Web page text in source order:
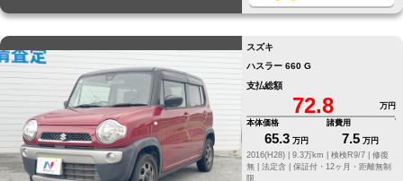
スズキ
ハスラー 660 G
支払総額
72.8
万円
本体価格
65.3 万円
諸費用
7.5 万円
2016(H28) |
9.3万km | 検検R9/7 | 修復
無 | 法定含 | 保証付・12ヶ月・距離無制
限